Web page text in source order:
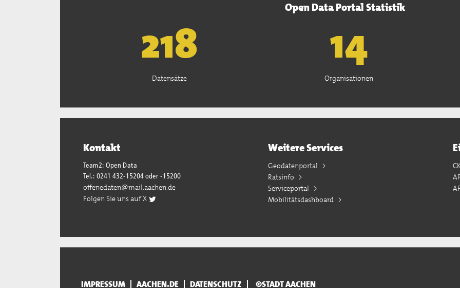
Open Data Portal Statistik
221
Datensätze
15
Organisationen
Kontakt
Team2: Open Data
Tel.: 0241 432-15204 oder -15200
offenedaten@mail.aachen.de
Folgen Sie uns auf X
Weitere Services
Geodatenportal
Ratsinfo
Serviceportal
Mobilitätsdashboard
IMPRESSUM AACHEN.DE DATENSCHUTZ ©STADT AACHEN